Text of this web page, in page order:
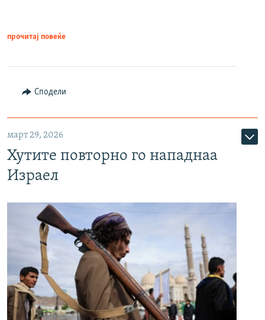
прочитај повеќе
Сподели
март 29, 2026
Хутите повторно го нападнаа
Израел